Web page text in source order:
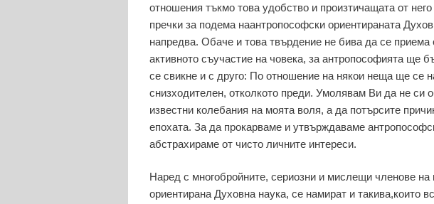
отношения тъкмо това удобство и произтичащата от
пречки за подема наантропософски ориентираната
напредва. Обаче и това твърдение не бива да се приема
активното съучастие на човека, за антропософията ще
се свикне и с друго: По отношение на някои неща ще се
снизходителен, отколкото преди. Умолявам Ви да не си
известни колебания на моята воля, а да потърсите
епохата. За да прокарваме и утвърждаваме
абстрахираме от чисто личните интереси.
Наред с многобройните, сериозни и мислещи членове
ориентирана Духовна наука, се намират и такива,които